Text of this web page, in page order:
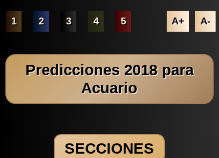
1 2 3 4 5 A+ A-
Predicciones 2018 para
Acuario
SECCIONES